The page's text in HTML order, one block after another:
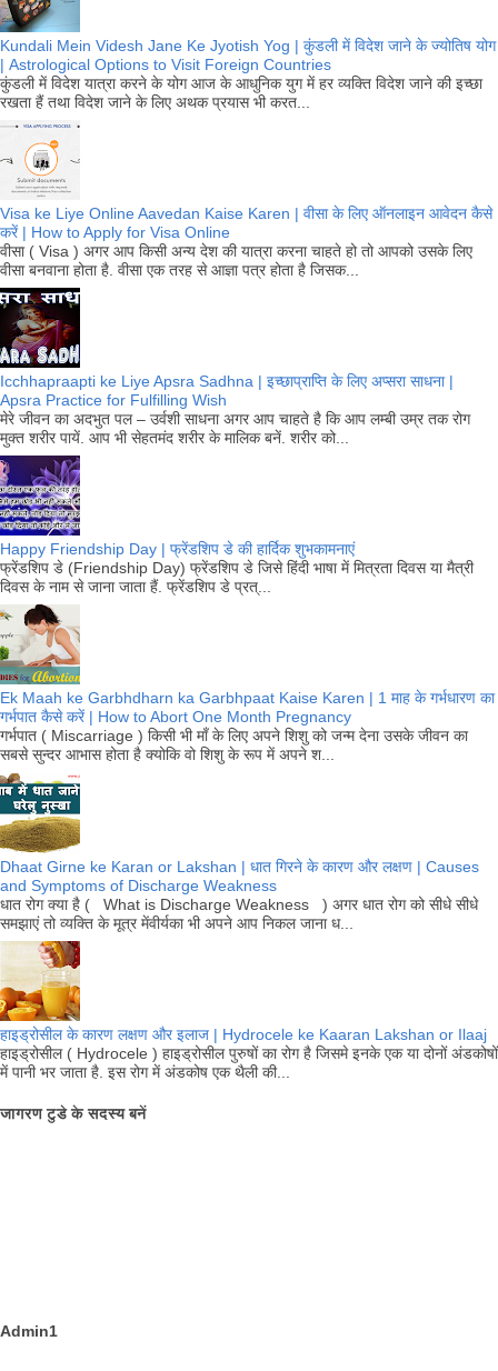
Kundali Mein Videsh Jane Ke Jyotish Yog | कुंडली में विदेश जाने के ज्योतिष योग
| Astrological Options to Visit Foreign Countries
कुंडली में विदेश यात्रा करने के योग आज के आधुनिक युग में हर व्यक्ति विदेश जाने की इच्छा
रखता हैं तथा विदेश जाने के लिए अथक प्रयास भी करत...
Visa ke Liye Online Aavedan Kaise Karen | वीसा के लिए ऑनलाइन आवेदन कैसे
करें | How to Apply for Visa Online
वीसा ( Visa ) अगर आप किसी अन्य देश की यात्रा करना चाहते हो तो आपको उसके लिए
वीसा बनवाना होता है. वीसा एक तरह से आज्ञा पत्र होता है जिसक...
Icchhapraapti ke Liye Apsra Sadhna | इच्छाप्राप्ति के लिए अप्सरा साधना |
Apsra Practice for Fulfilling Wish
मेरे जीवन का अदभुत पल – उर्वशी साधना अगर आप चाहते है कि आप लम्बी उम्र तक रोग
मुक्त शरीर पायें. आप भी सेहतमंद शरीर के मालिक बनें. शरीर को...
Happy Friendship Day | फ्रेंडशिप डे की हार्दिक शुभकामनाएं
फ्रेंडशिप डे (Friendship Day) फ्रेंडशिप डे जिसे हिंदी भाषा में मित्रता दिवस या मैत्री
दिवस के नाम से जाना जाता हैं. फ्रेंडशिप डे प्रत्...
Ek Maah ke Garbhdharn ka Garbhpaat Kaise Karen | 1 माह के गर्भधारण का
गर्भपात कैसे करें | How to Abort One Month Pregnancy
गर्भपात ( Miscarriage ) किसी भी माँ के लिए अपने शिशु को जन्म देना उसके जीवन का
सबसे सुन्दर आभास होता है क्योकि वो शिशु के रूप में अपने श...
Dhaat Girne ke Karan or Lakshan | धात गिरने के कारण और लक्षण | Causes
and Symptoms of Discharge Weakness
धात रोग क्या है ( What is Discharge Weakness ) अगर धात रोग को सीधे सीधे
समझाएं तो व्यक्ति के मूत्र मेंवीर्यका भी अपने आप निकल जाना ध...
हाइड्रोसील के कारण लक्षण और इलाज | Hydrocele ke Kaaran Lakshan or Ilaaj
हाइड्रोसील ( Hydrocele ) हाइड्रोसील पुरुषों का रोग है जिसमे इनके एक या दोनों अंडकोषों
में पानी भर जाता है. इस रोग में अंडकोष एक थैली की...
जागरण टुडे के सदस्य बनें
Admin1